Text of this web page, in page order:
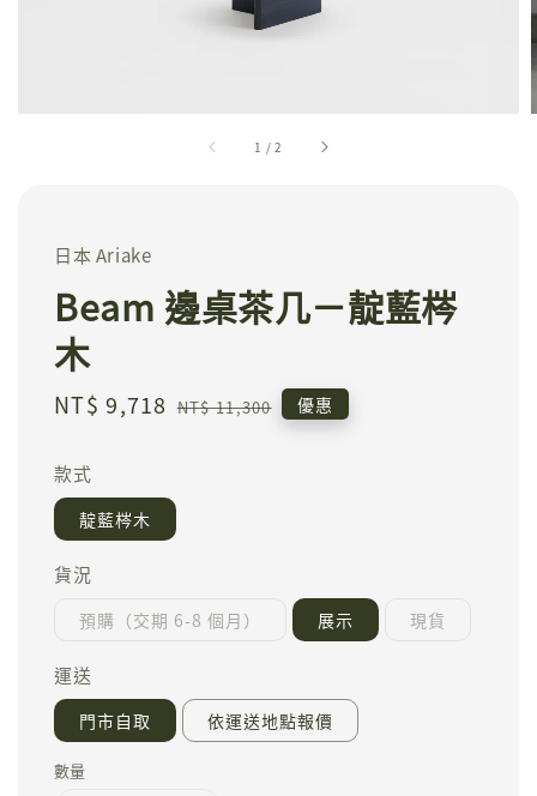
1 /2
日本 Ariake
Beam 邊桌茶几－靛藍梣
木
Sale
NT$ 9,718 Regular
NT$ 11,300 優惠
款式
靛藍梣木
貨況
預購（交期 6-8 個月） 展示 現貨
運送
門市自取 依運送地點報價
數量